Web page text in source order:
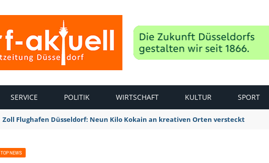
SERVICE POLITIK WIRTSCHAFT KULTUR SPORT
Zoll Flughafen Düsseldorf: Neun Kilo Kokain an kreativen Orten versteckt
TOP NEWS